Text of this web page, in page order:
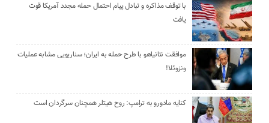
با توقف مذاکره و تبادل پیام احتمال حمله مجدد آمریکا قوت
یافت
موافقت نتانیاهو با طرح حمله به ایران؛ سناریویی مشابه عملیات
ونزوئلا!
کنایه مادورو به ترامپ: روح هیتلر همچنان سرگردان است